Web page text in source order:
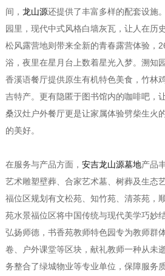
间， 龙山源还提供了丰富多样的配套设施
园里，现代中式风格白墙灰瓦，让人在历
松风露营地则带来全新的青春露营体验，
浴，夜里在星月台上数着星光入梦。溯知
香溪语餐厅提供原生有机特色美食，竹林
吉特产。更有隐匿于图书馆内的咖啡吧，
桑汉灶户外餐厅更是让家属体验劈柴生火
的美好。
在服务与产品方面， 安吉龙山源墓地产品
艺术雕塑壁葬、合家艺术墓、树葬及生态
福位区规划有文松苑、知竹苑、清茶苑，
苑水景福位区将中国传统与现代美学巧妙
弘扬师德，书香苑教师特色园专为教师群
卷、户外课堂等区块，献礼教师一种从未
务整合了绿城物业等专业单位，保障服务